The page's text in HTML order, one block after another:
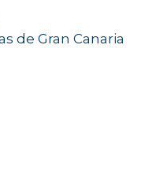
de Gran Canaria